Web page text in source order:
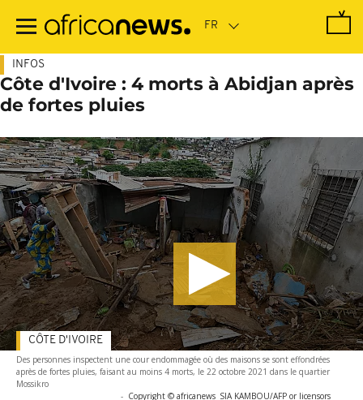
contenu
INFOS
Côte d'Ivoire : 4 morts à Abidjan après
de fortes pluies
Des personnes inspectent une cour endommagée où des maisons se sont effondrées
après de fortes pluies, faisant au moins 4 morts, le 22 octobre 2021 dans le quartier
Mossikro
- Copyright © africanews SIA KAMBOU/AFP or licensors
CÔTE D'IVOIRE